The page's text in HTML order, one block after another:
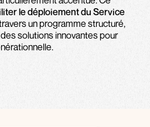
le déploiement du Service
un programme structuré,
solutions innovantes pour